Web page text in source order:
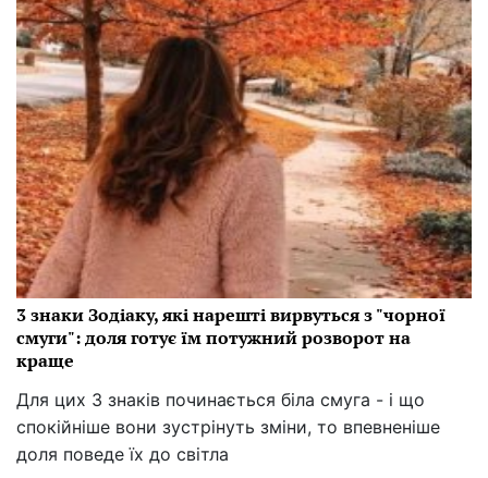
3 знаки Зодіаку, які нарешті вирвуться з "чорної
смуги": доля готує їм потужний розворот на
краще
Для цих 3 знаків починається біла смуга - і що
спокійніше вони зустрінуть зміни, то впевненіше
доля поведе їх до світла